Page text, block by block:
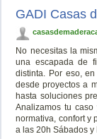
GADI Casas
No necesitas la
una escapada de
distinta. Por eso,
desde proyectos a
hasta soluciones
Analizamos tu
normativa, confort y
a las 20h Sábados